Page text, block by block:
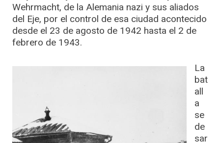
Wehrmacht, de la Alemania nazi y sus aliados
del Eje, por el control de esa ciudad acontecido
desde el 23 de agosto de 1942 hasta el 2 de
febrero de 1943.
La
bat
all
a
se
de
sar